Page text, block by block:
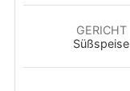
GERICHT
Süßspeise